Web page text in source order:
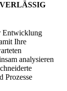
Entwicklung
Ihre
analysieren
Prozesse